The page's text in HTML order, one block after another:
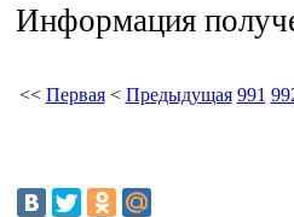
Информация
<< Первая< Предыдущая 991